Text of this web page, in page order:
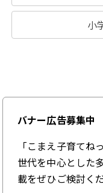
小
バナー広告募集中
「こまえ子育て
世代を中心とした
載をぜひご検討く